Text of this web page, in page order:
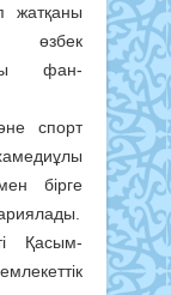
жатқаны
өзбек
фан-
спорт
бірге
Қасым-